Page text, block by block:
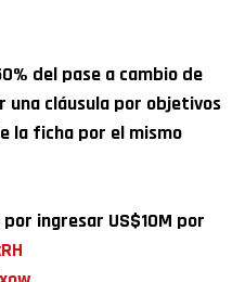
del pase a cambio de
una cláusula por objetivos
la ficha por el mismo
ingresar US$10M por